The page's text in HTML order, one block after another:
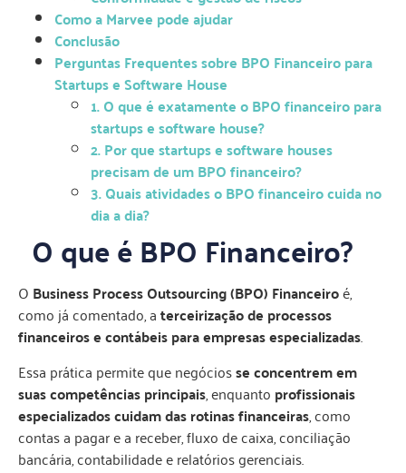
Como a Marvee pode ajudar
Conclusão
Perguntas Frequentes sobre BPO Financeiro para
Startups e Software House
1. O que é exatamente o BPO financeiro para
startups e software house?
2. Por que startups e software houses
precisam de um BPO financeiro?
3. Quais atividades o BPO financeiro cuida no
dia a dia?
O que é BPO Financeiro?
O Business Process Outsourcing (BPO) Financeiroé,
como já comentado, aterceirização de processos
financeiros e contábeis para empresas especializadas.
Essa prática permite que negóciosse concentrem em
suas competências principais, enquanto profissionais
especializados cuidam das rotinas financeiras, como
contas a pagar e a receber, fluxo de caixa, conciliação
bancária, contabilidade e relatórios gerenciais.